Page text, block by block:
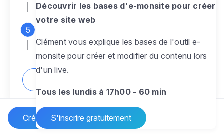
Créer un site Internet
présenter votre activité, votre passion
pour rendre votre site dynamique
Découvrir les bases d'e-monsite pour créer
votre site web
Clément vous explique les bases de l'outil e-
monsite pour créer et modifier du contenu lors
d'un live.
Tous les lundis à 17h00 - 60 min
S'inscrire gratuitement